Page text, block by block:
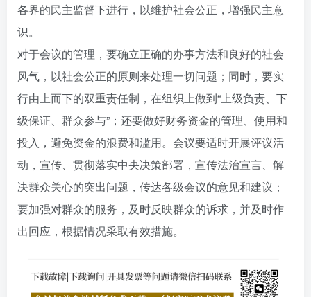
各界的民主监督下进行，以维护社会公正，增强民主意
识。
对于会议的管理，要确立正确的办事方法和良好的社会
风气，以社会公正的原则来处理一切问题；同时，要实
行由上而下的双重责任制，在组织上做到“上级负责、下
级保证、群众参与”；还要做好财务资金的管理、使用和
投入，避免资金的浪费和滥用。会议要适时开展评议活
动，宣传、贯彻落实中央决策部署，宣传法治宣言、解
决群众关心的突出问题，传达各级会议的意见和建议；
要加强对群众的服务，及时反映群众的诉求，并及时作
出回应，根据情况采取有效措施。